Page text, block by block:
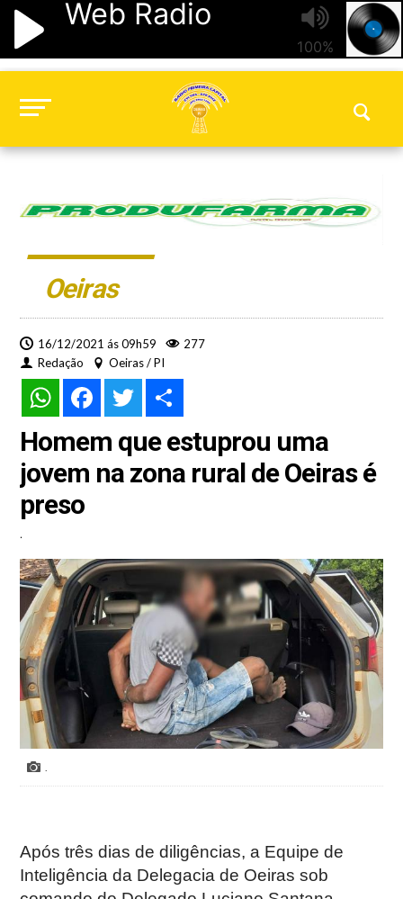
Oeiras
16/12/2021 ás 09h59
277
Redação
Oeiras / PI
WhatsAppFacebookTwitter
Homem que estuprou uma
jovem na zona rural de Oeiras é
preso
.
.
Após três dias de diligências, a Equipe de
Inteligência da Delegacia de Oeiras sob